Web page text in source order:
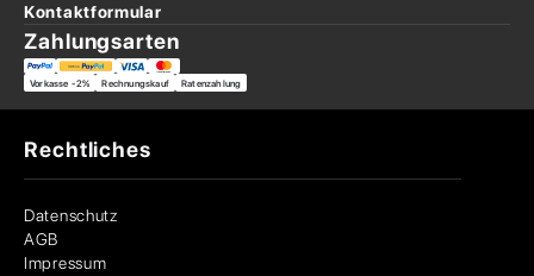
Kontaktformular
Zahlungsarten
Vorkasse -2% Rechnungskauf Ratenzahlung
Rechtliches
Datenschutz
AGB
Impressum